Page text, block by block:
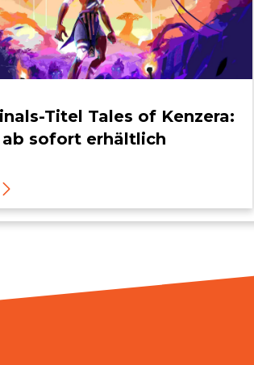
Titel Tales of Kenzera:
ab sofort erhältlich